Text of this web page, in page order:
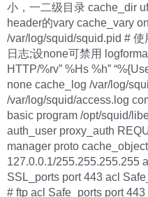
小，一二级目录 cache_dir
header的vary cache_vary
/var/log/squid/squid.pid #
日志;设none可禁用
HTTP/%rv” %Hs %h”
none cache_log /var/log/
/var/log/squid/access.log
basic program /opt/squid/
auth_user proxy_auth
manager proto
127.0.0.1/255.255.255.255
SSL_ports port 443 acl
# ftp acl Safe_ports port